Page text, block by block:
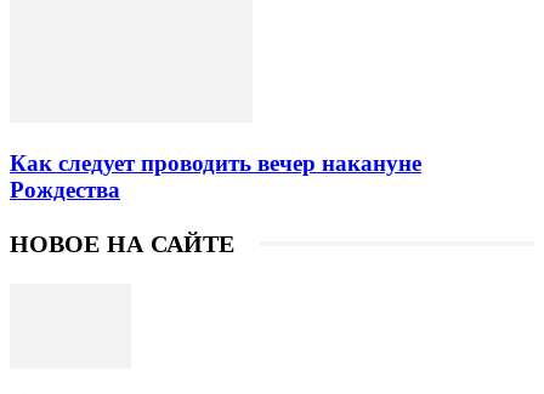
Как следует проводить вечер накануне
Рождества
НОВОЕ НА САЙТЕ